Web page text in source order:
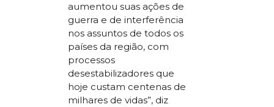
aumentou suas ações de
guerra e de interferência
nos assuntos de todos os
países da região, com
processos
desestabilizadores que
hoje custam centenas de
milhares de vidas”, diz